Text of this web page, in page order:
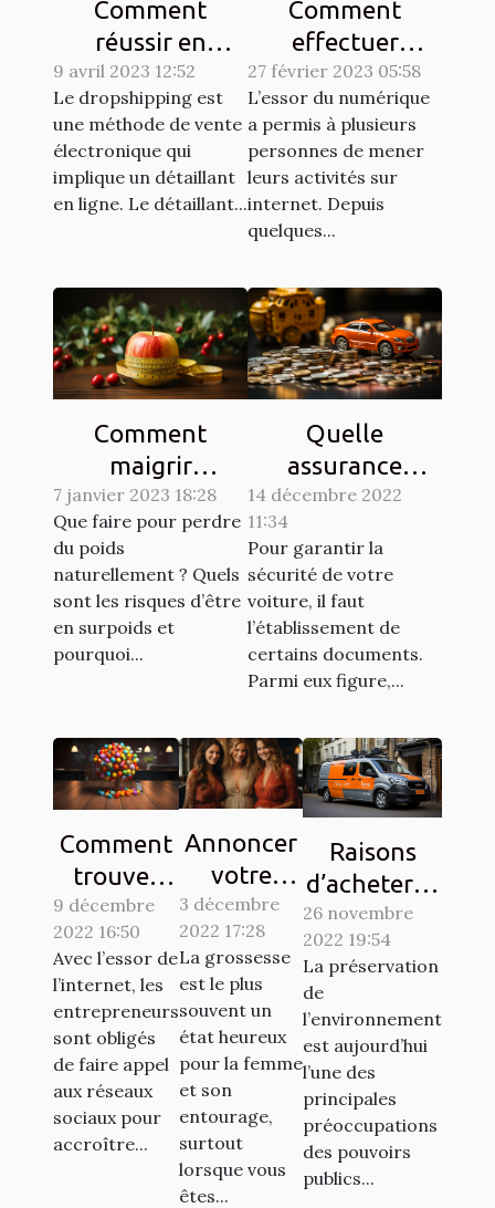
Comment
réussir en
dropshipping ?
9 avril 2023 12:52
Le dropshipping est
une méthode de vente
électronique qui
implique un détaillant
en ligne. Le détaillant...
Comment
effectuer
efficacement
des achats en
ligne ?
27 février 2023 05:58
L’essor du numérique
a permis à plusieurs
personnes de mener
leurs activités sur
internet. Depuis
quelques...
Comment
maigrir
naturellement ?
7 janvier 2023 18:28
Que faire pour perdre
du poids
naturellement ? Quels
sont les risques d’être
en surpoids et
pourquoi...
Quelle
assurance
choisir pour son
14 décembre 2022
11:34
Pour garantir la
sécurité de votre
voiture, il faut
l’établissement de
certains documents.
Parmi eux figure,...
Comment
trouver
des clients
sur les
réseaux
sociaux ?
9 décembre
2022 16:50
Avec l’essor de
l’internet, les
entrepreneurs
sont obligés
de faire appel
aux réseaux
sociaux pour
accroître...
Annoncer
votre
grossesse
à votre
entourage
: Comment
y procéder
?
3 décembre
2022 17:28
La grossesse
est le plus
souvent un
état heureux
pour la femme
et son
entourage,
surtout
lorsque vous
êtes...
Raisons
d’acheter la
vignette
Crit’Air
26 novembre
2022 19:54
La préservation
de
l’environnement
est aujourd’hui
l’une des
principales
préoccupations
des pouvoirs
publics...